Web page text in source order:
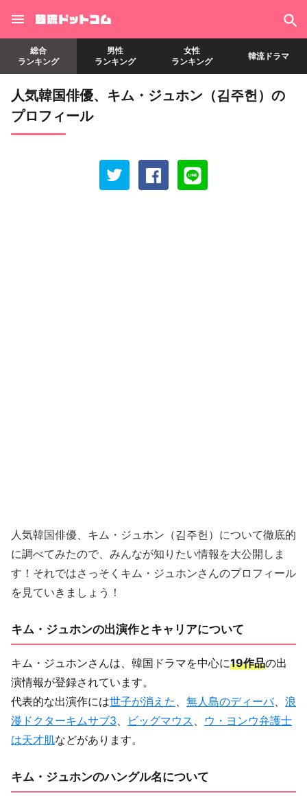
総合
ランキング
男性
ランキング
女性
ランキング
韓流ドラマ
人気韓国俳優、キム・ジュホン（김주헌）の
プロフィール
人気韓国俳優、キム・ジュホン（김주헌）について徹底的
に調べてみたので、みんなが知りたい情報を大公開しま
す！それではさっそくキム・ジュホンさんのプロフィール
を見ていきましょう！
キム・ジュホンの出演作とキャリアについて
キム・ジュホンさんは、韓国ドラマを中心に19作品の出
演情報が登録されています。
代表的な出演作には世子が消えた 、 無人島のディーバ、 浪
漫ドクターキムサブ3、 ビッグマウス 、 ウ・ヨンウ弁護士
は天才肌などがあります。
キム・ジュホンのハングル名について